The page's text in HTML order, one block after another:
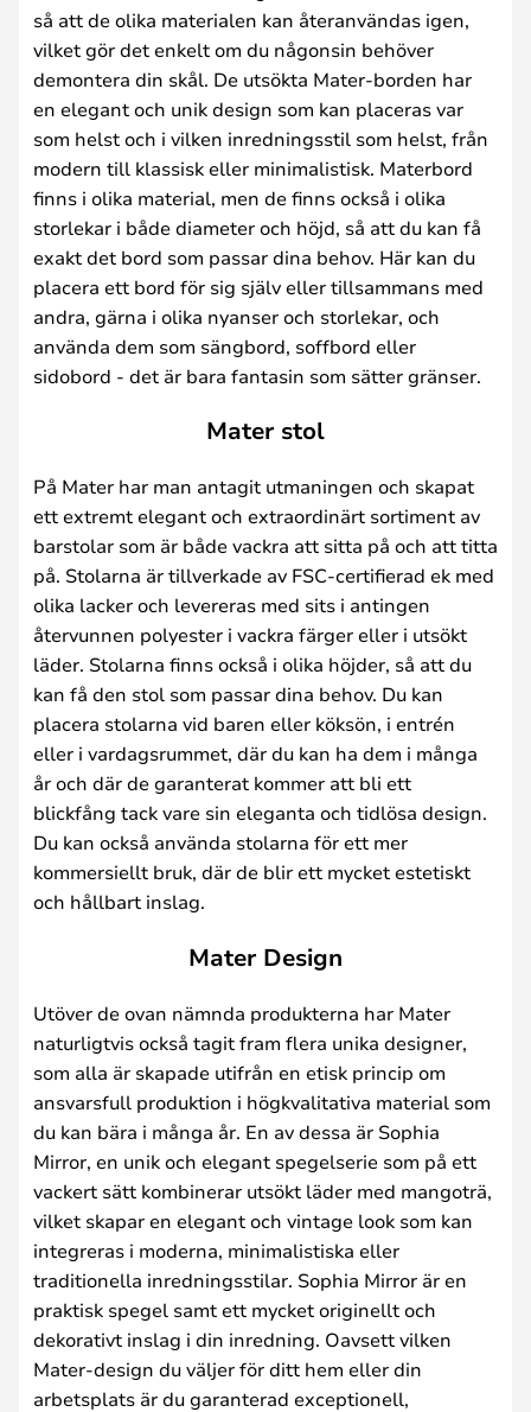
så att de olika materialen kan återanvändas igen,
vilket gör det enkelt om du någonsin behöver
demontera din skål. De utsökta Mater-borden har
en elegant och unik design som kan placeras var
som helst och i vilken inredningsstil som helst, från
modern till klassisk eller minimalistisk. Materbord
finns i olika material, men de finns också i olika
storlekar i både diameter och höjd, så att du kan få
exakt det bord som passar dina behov. Här kan du
placera ett bord för sig själv eller tillsammans med
andra, gärna i olika nyanser och storlekar, och
använda dem som sängbord, soffbord eller
sidobord - det är bara fantasin som sätter gränser.
Mater stol
På Mater har man antagit utmaningen och skapat
ett extremt elegant och extraordinärt sortiment av
barstolar som är både vackra att sitta på och att titta
på. Stolarna är tillverkade av FSC-certifierad ek med
olika lacker och levereras med sits i antingen
återvunnen polyester i vackra färger eller i utsökt
läder. Stolarna finns också i olika höjder, så att du
kan få den stol som passar dina behov. Du kan
placera stolarna vid baren eller köksön, i entrén
eller i vardagsrummet, där du kan ha dem i många
år och där de garanterat kommer att bli ett
blickfång tack vare sin eleganta och tidlösa design.
Du kan också använda stolarna för ett mer
kommersiellt bruk, där de blir ett mycket estetiskt
och hållbart inslag.
Mater Design
Utöver de ovan nämnda produkterna har Mater
naturligtvis också tagit fram flera unika designer,
som alla är skapade utifrån en etisk princip om
ansvarsfull produktion i högkvalitativa material som
du kan bära i många år. En av dessa är Sophia
Mirror, en unik och elegant spegelserie som på ett
vackert sätt kombinerar utsökt läder med mangoträ,
vilket skapar en elegant och vintage look som kan
integreras i moderna, minimalistiska eller
traditionella inredningsstilar. Sophia Mirror är en
praktisk spegel samt ett mycket originellt och
dekorativt inslag i din inredning. Oavsett vilken
Mater-design du väljer för ditt hem eller din
arbetsplats är du garanterad exceptionell,